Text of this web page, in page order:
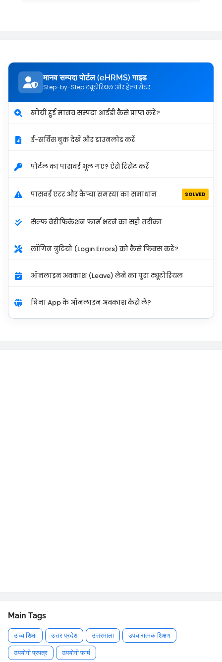
मानव सम्पदा पोर्टल (eHRMS) गाइड
Step-by-Step ट्यूटोरियल और हेल्प सेंटर
खोयी हुई मानव सम्पदा आईडी कैसे प्राप्त करें?
ई-सर्विस बुक देखें और डाउनलोड करें
पोर्टल का पासवर्ड भूल गए? ऐसे रिसेट करें
पासवर्ड एरर और कैप्चा समस्या का समाधान SOLVED
सेल्फ वेरीफिकेशन फार्म भरने का सही तरीका
लॉगिन त्रुटियों (Login Errors) को कैसे फिक्स करें?
ऑनलाइन अवकाश (Leave) लेने का पूरा ट्यूटोरियल
बिना App के ऑनलाइन अवकाश कैसे लें?
Main Tags
उच्च शिक्षा उत्तर प्रदेश उत्तरमाला उपचारात्मक शिक्षण
उपयोगी प्रपत्र उपयोगी फार्म